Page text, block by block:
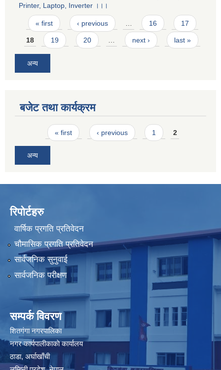
Printer, Laptop, Inverter ।।।
Pages
« first ‹ previous … 16 17
18 19 20 … next › last »
अन्य
बजेट तथा कार्यक्रम
Pages« first ‹ previous 1 2
अन्य
रिपोर्टहरु
वार्षिक प्रगति प्रतिवेदन
चौमासिक प्रगति प्रतिवेदन
सार्वजनिक सुनुवाई
सार्वजनिक परीक्षण
सम्पर्क विवरण
शितगंगा नगरपालिका
नगर कार्यपालीकाकाे कार्यालय
ठाडा, अर्घाखाँची